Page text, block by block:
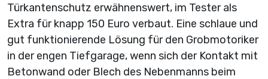
Türkantenschutz erwähnenswert, im Tester als
Extra für knapp 150 Euro verbaut. Eine schlaue und
gut funktionierende Lösung für den Grobmotoriker
in der engen Tiefgarage, wenn sich der Kontakt mit
Betonwand oder Blech des Nebenmanns beim